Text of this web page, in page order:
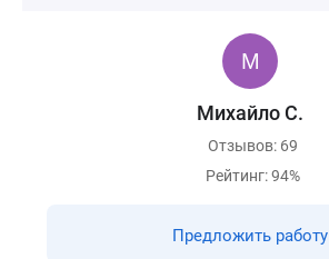
Михайло С.
Отзывов: 69
Рейтинг: 94%
Предложить работу